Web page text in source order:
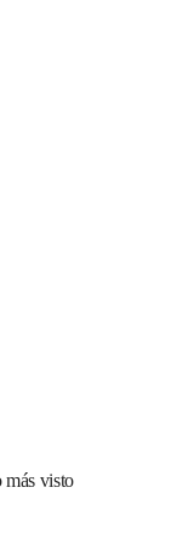
más visto